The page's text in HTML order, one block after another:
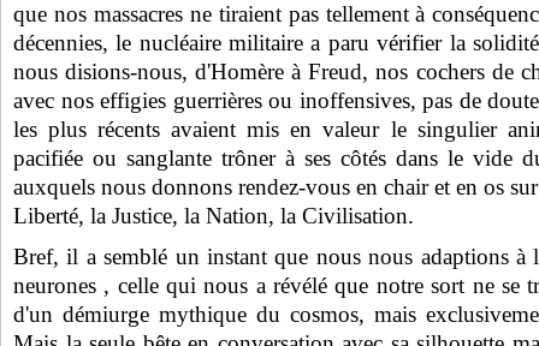
que nos massacres ne tiraient pas tellement à
décennies, le nucléaire militaire a paru vérifier la
nous disions-nous, d'Homère à Freud, nos cochers de
avec nos effigies guerrières ou inoffensives, pas de
les plus récents avaient mis en valeur le singulier
pacifiée ou sanglante trôner à ses côtés dans le vide
auxquels nous donnons rendez-vous en chair et en os
Liberté, la Justice, la Nation, la Civilisation.
Bref, il a semblé un instant que nous nous adaptions
neurones , celle qui nous a révélé que notre sort ne se
d'un démiurge mythique du cosmos, mais